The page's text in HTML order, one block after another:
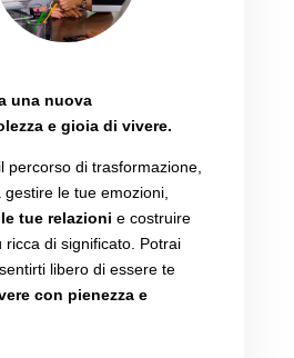
una nuova
e gioia di vivere.
percorso di trasformazione,
gestire le tue emozioni,
tue relazioni e costruire
ricca di significato. Potrai
libero di essere te
con pienezza e